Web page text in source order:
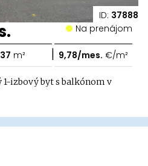
ID: 37888
Na prenájom
37 m² | 9,78/mes. €/m²
izbový byt s balkónom v